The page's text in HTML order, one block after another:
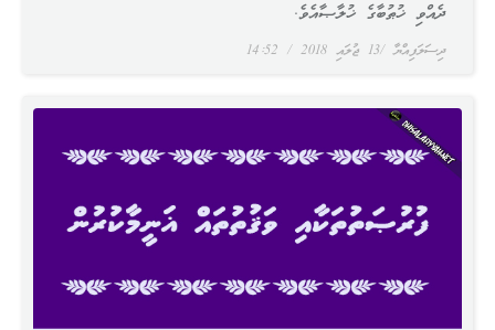
ދިސަލަފިއްޔާ 13 ޖުލައި 2018
ދެއްވި ޚުޠުބާގެ ޚުލާޞާއެވެ.